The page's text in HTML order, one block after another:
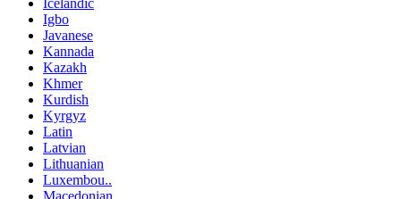
Igbo
Javanese
Kannada
Kazakh
Khmer
Kurdish
Kyrgyz
Latin
Latvian
Lithuanian
Luxembou..
Macedonian